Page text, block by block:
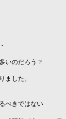
いのだろう？
ました。
べきではない